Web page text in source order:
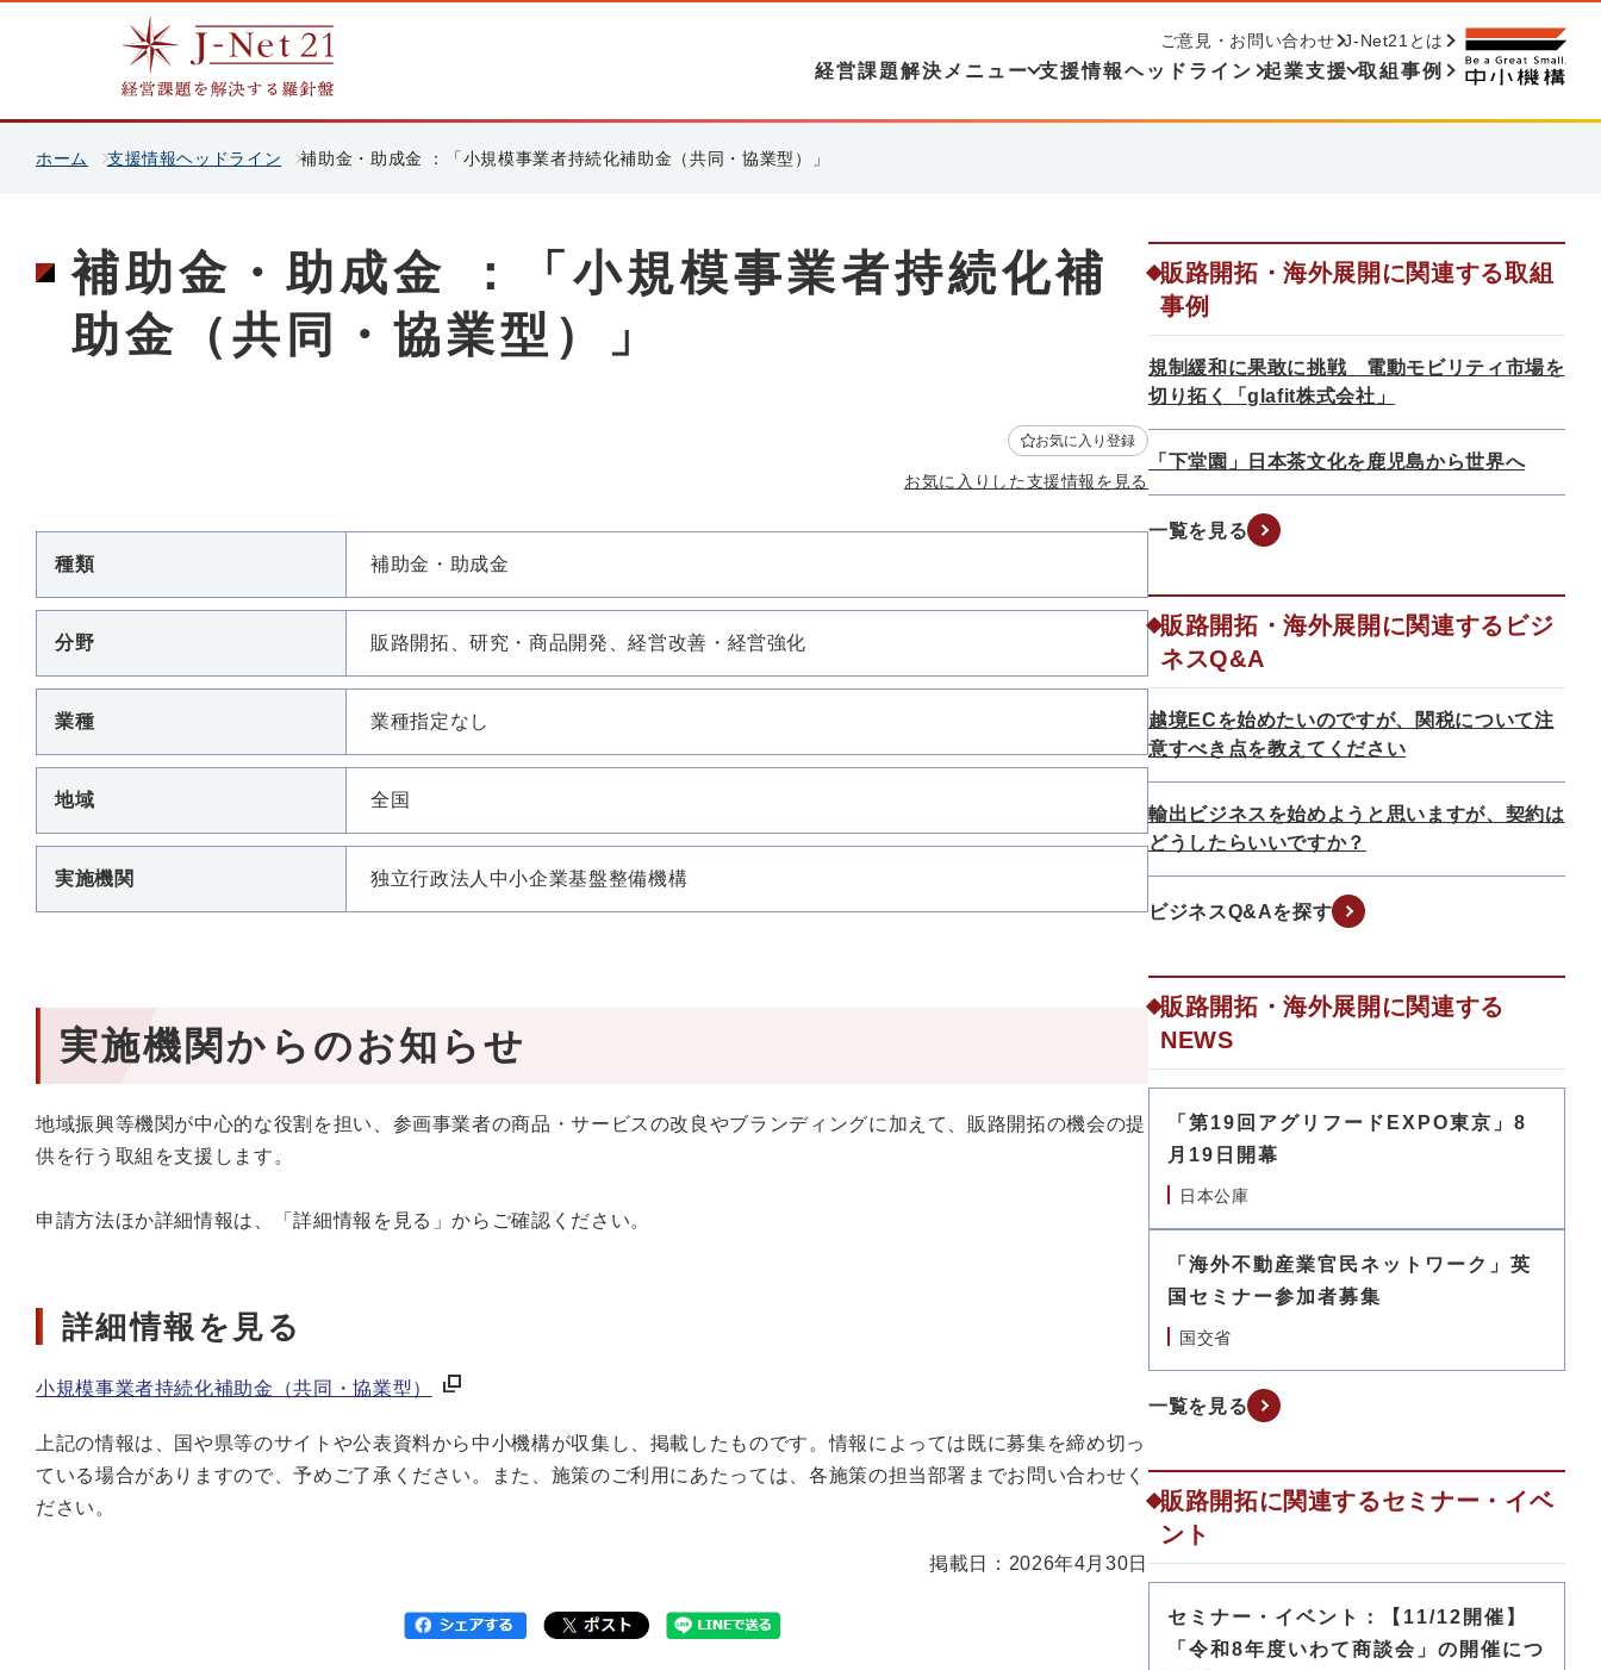
経営課題解決メニュー 支援情報ヘッドライン 起業支援 取組事例
ご意見・お問い合わせ J-Net21とは
ホーム 支援情報ヘッドライン 補助金・助成金 ：「小規模事業者持続化補助金（共同・協業型）」
補助金・助成金 ：「小規模事業者持続化補
助金（共同・協業型）」
お気に入り登録
お気に入りした支援情報を見る
種類 補助金・助成金
分野 販路開拓、研究・商品開発、経営改善・経営強化
業種 業種指定なし
地域 全国
実施機関 独立行政法人中小企業基盤整備機構
実施機関からのお知らせ
地域振興等機関が中心的な役割を担い、参画事業者の商品・サービスの改良やブランディングに加えて、販路開拓の機会の提
供を行う取組を支援します。
申請方法ほか詳細情報は、「詳細情報を見る」からご確認ください。
詳細情報を見る
小規模事業者持続化補助金（共同・協業型）
上記の情報は、国や県等のサイトや公表資料から中小機構が収集し、掲載したものです。情報によっては既に募集を締め切っ
ている場合がありますので、予めご了承ください。また、施策のご利用にあたっては、各施策の担当部署までお問い合わせく
ださい。
掲載日：2026年4月30日
販路開拓・海外展開に関連する取組
事例
規制緩和に果敢に挑戦 電動モビリティ市場を
切り拓く「glafit株式会社」
「下堂園」日本茶文化を鹿児島から世界へ
一覧を見る
販路開拓・海外展開に関連するビジ
ネスQ&A
越境ECを始めたいのですが、関税について注
意すべき点を教えてください
輸出ビジネスを始めようと思いますが、契約は
どうしたらいいですか？
ビジネスQ&Aを探す
販路開拓・海外展開に関連する
NEWS
「第19回アグリフードEXPO東京」8
月19日開幕
日本公庫
「海外不動産業官民ネットワーク」英
国セミナー参加者募集
国交省
一覧を見る
販路開拓に関連するセミナー・イベ
ント
セミナー・イベント：【11/12開催】
「令和8年度いわて商談会」の開催につ